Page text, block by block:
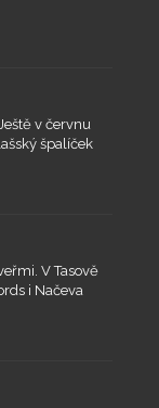
v červnu
špalíček
V Tasově
i Načeva